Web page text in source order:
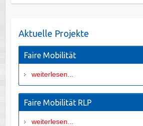
Aktuelle Projekte
Faire Mobilität
weiterlesen...
Faire Mobilität RLP
weiterlesen...